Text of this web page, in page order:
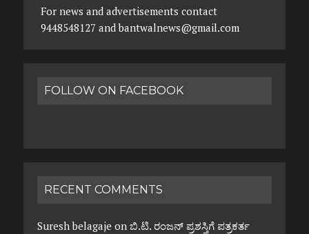
For news and advertisements contact
9448548127 and bantwalnews@gmail.com
FOLLOW ON FACEBOOK
RECENT COMMENTS
Suresh belagaje on ಬಿ.ಟಿ. ರಂಜನ್ ಪ್ರಶಸ್ತಿಗೆ ಪತ್ರಕರ್ತ